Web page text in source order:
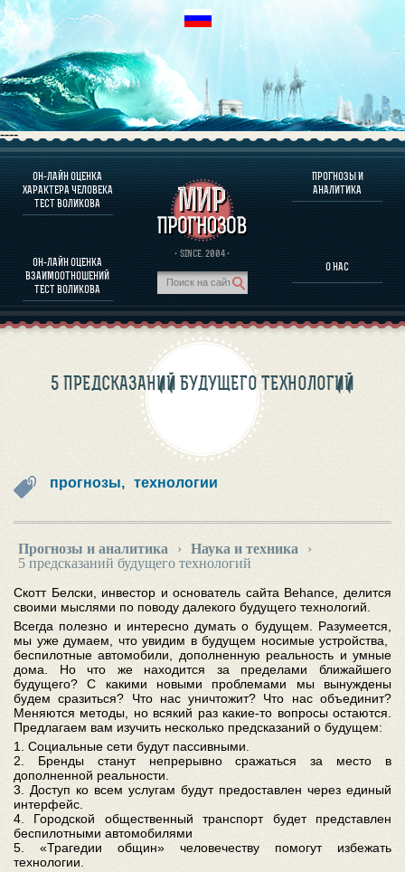
----
ОН-ЛАЙН ОЦЕНКА
ХАРАКТЕРА ЧЕЛОВЕКА
ТЕСТ ВОЛИКОВА
ОН-ЛАЙН ОЦЕНКА
ВЗАИМООТНОШЕНИЙ
ТЕСТ ВОЛИКОВА
· SINCE. 2004 ·
ПРОГНОЗЫ И
АНАЛИТИКА
О НАС
О ПРОГРАММЕ
ОЦЕНКА ХАРАКТЕРA ЧЕЛОВЕКА
ОЦЕНКА ХАРАКТЕРА ВЫДАЮЩИХСЯ ЛИЧНОСТЕЙ
О ПРОГРАММЕ
ПРОГНОЗЫ И АНАЛИТИКА
5 ПРЕДСКАЗАНИЙ БУДУЩЕГО ТЕХНОЛОГИЙ
прогнозы, технологии
Прогнозы и аналитика › Наука и техника
›
5 предсказаний будущего технологий
Скотт Белски, инвестор и основатель сайта Behance, делится
своими мыслями по поводу далекого будущего технологий.
Всегда полезно и интересно думать о будущем. Разумеется,
мы уже думаем, что увидим в будущем носимые устройства,
беспилотные автомобили, дополненную реальность и умные
дома. Но что же находится за пределами ближайшего
будущего? С какими новыми проблемами мы вынуждены
будем сразиться? Что нас уничтожит? Что нас объединит?
Меняются методы, но всякий раз какие-то вопросы остаются.
Предлагаем вам изучить несколько предсказаний о будущем:
1. Социальные сети будут пассивными.
2. Бренды станут непрерывно сражаться за место в
дополненной реальности.
3. Доступ ко всем услугам будут предоставлен через единый
интерфейс.
4. Городской общественный транспорт будет представлен
беспилотными автомобилями
5. «Трагедии общин» человечеству помогут избежать
технологии.